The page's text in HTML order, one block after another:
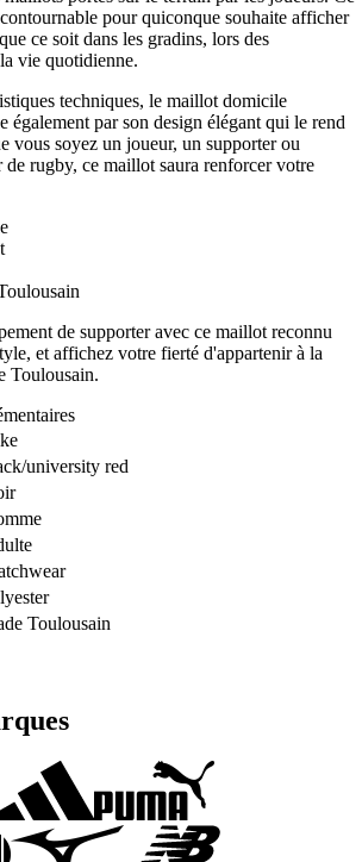
pour quiconque souhaite afficher
ce soit dans les gradins, lors des
vie quotidienne.
techniques, le maillot domicile
également par son design élégant qui le rend
vous soyez un joueur, un supporter ou
de rugby, ce maillot saura renforcer votre
de supporter avec ce maillot reconnu
et affichez votre fierté d'appartenir à la
Toulousain.
university red
Toulousain